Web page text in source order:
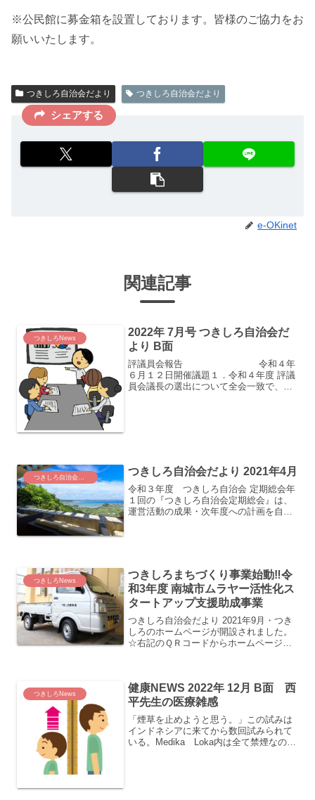
※公民館に募金箱を設置しております。皆様のご協力をお
願いいたします。
つきしろ自治会だより つきしろ自治会だより
シェアする
e-OKinet
関連記事
つきしろNews
2022年 7月号 つきしろ自治会だ
より B面
評議員会報告 令和４年
６月１２日開催議題１．令和４年度 評議
員会議長の選出について全会一致で、大
つきしろ自治会だより つきしろ自治会だより 2021年4月
令和３年度 つきしろ自治会 定期総会年
１回の『つきしろ自治会定期総会』は、
運営活動の成果・次年度への計画を自治
つきしろNews
つきしろまちづくり事業始動‼令
和3年度 南城市ムラヤー活性化ス
タートアップ支援助成事業
つきしろ自治会だより 2021年9月・つき
しろのホームページが開設されました。
☆右記のＱＲコードからホームページを
お知らせメールの登...
つきしろNews
健康NEWS 2022年 12月 B面 西
平先生の医療雑感
「煙草を止めようと思う。」この試みは
インドネシアに来てから数回試みられて
いる。Medika Loka内は全て禁煙なの